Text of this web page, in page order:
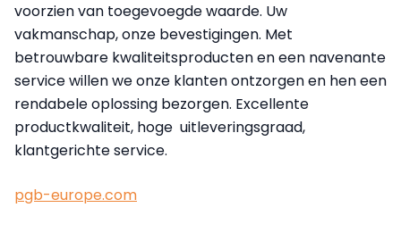
voorzien van toegevoegde waarde. Uw
vakmanschap, onze bevestigingen. Met
betrouwbare kwaliteitsproducten en een navenante
service willen we onze klanten ontzorgen en hen een
rendabele oplossing bezorgen. Excellente
productkwaliteit, hoge uitleveringsgraad,
klantgerichte service.
pgb-europe.com